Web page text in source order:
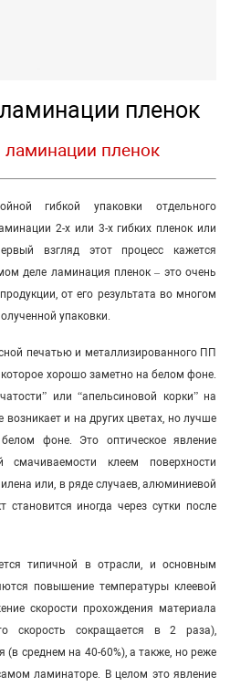
пленок
пленок
гибкой упаковки отдельного
2-х или 3-х гибких пленок или
взгляд этот процесс кажется
деле ламинация пленок – это очень
от его результата во многом
упаковки.
печатью и металлизированного ПП
которое хорошо заметно на белом фоне.
или “апельсиновой корки” на
и на других цветах, но лучше
фоне. Это оптическое явление
смачиваемости клеем поверхности
или, в ряде случаев, алюминиевой
иногда через сутки после
типичной в отрасли, и основным
повышение температуры клеевой
скорости прохождения материала
скорость сокращается в 2 раза),
(в среднем на 40-60%), а также, но реже
ламинаторе. В целом это явление